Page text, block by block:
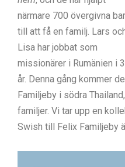
närmare 700 övergivna
till att få en familj. Lars
Lisa har jobbat som
missionärer i Rumänien i
år. Denna gång kommer
Familjeby i södra
familjer. Vi tar upp en
Swish till Felix Familjeby